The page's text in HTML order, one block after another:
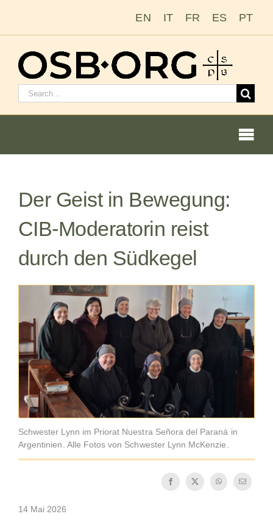
EN IT FR ES PT
Suchen
Unsere Wurzeln
Die Medaille des Heiligen Benedikt
NEXUS
OSB.org Archiv
Der Geist in Bewegung:
CIB-Moderatorin reist
durch den Südkegel
Schwester Lynn im Priorat Nuestra Señora del Paraná in
Argentinien. Alle Fotos von Schwester Lynn McKenzie.
14 Mai 2026